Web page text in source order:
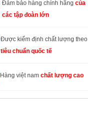
Đảm bảo hàng chính hãngcủa
các tập đoàn lớn
Được kiểm định chất lượng theo
tiêu chuẩn quốc tế
Hàng việt namchất lượng cao